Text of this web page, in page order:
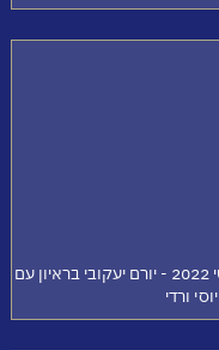
ועידת שוק ההון האנושי 2022 - יורם יעקובי בראיון עם
יוסי ורדי